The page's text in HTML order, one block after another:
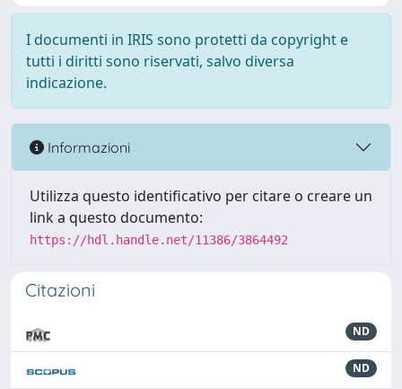
I documenti in IRIS sono protetti da copyright e
tutti i diritti sono riservati, salvo diversa
indicazione.
Informazioni
Utilizza questo identificativo per citare o creare un
link a questo documento:
https://hdl.handle.net/11386/3864492
Citazioni
ND
ND